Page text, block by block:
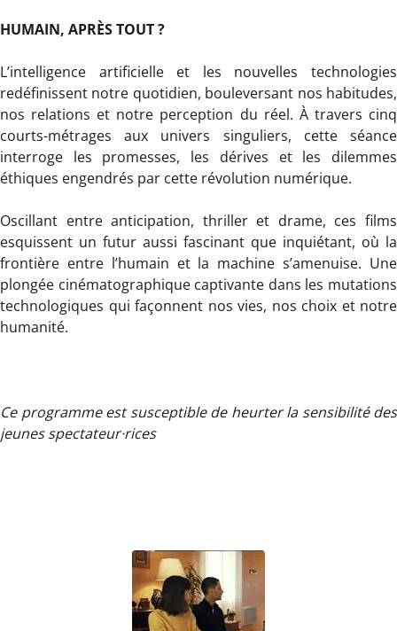
HUMAIN, APRÈS TOUT ?
L’intelligence artificielle et les nouvelles technologies
redéfinissent notre quotidien, bouleversant nos habitudes,
nos relations et notre perception du réel. À travers cinq
courts-métrages aux univers singuliers, cette séance
interroge les promesses, les dérives et les dilemmes
éthiques engendrés par cette révolution numérique.
Oscillant entre anticipation, thriller et drame, ces films
esquissent un futur aussi fascinant que inquiétant, où la
frontière entre l’humain et la machine s’amenuise. Une
plongée cinématographique captivante dans les mutations
technologiques qui façonnent nos vies, nos choix et notre
humanité.
Ce programme est susceptible de heurter la sensibilité des
jeunes spectateur·rices